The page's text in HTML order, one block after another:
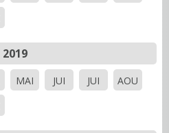
2019
MAI JUI JUI
AOU